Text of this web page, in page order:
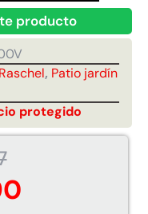
producto
, Patio jardín
protegido
QplayGround